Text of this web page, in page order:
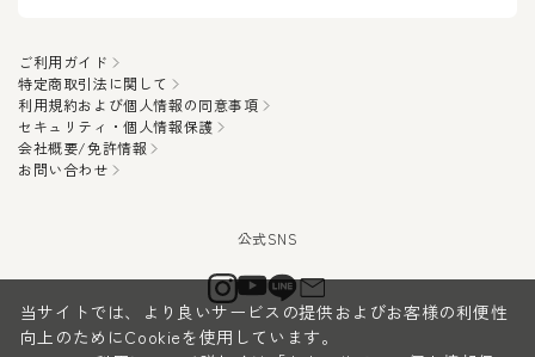
ご利用ガイド
特定商取引法に関して
利用規約および個人情報の同意事項
セキュリティ・個人情報保護
会社概要/免許情報
お問い合わせ
当サイトでは、より良いサービスの提供およびお客様の利便性
向上のためにCookieを使用しています。